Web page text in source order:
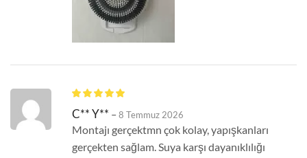
C** Y** –8 Temmuz 2026
Montajı gerçektmn çok kolay, yapışkanları
gerçekten sağlam. Suya karşı dayanıklılığı